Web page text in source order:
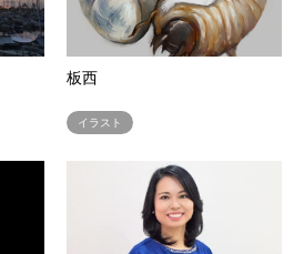
板西
イラスト